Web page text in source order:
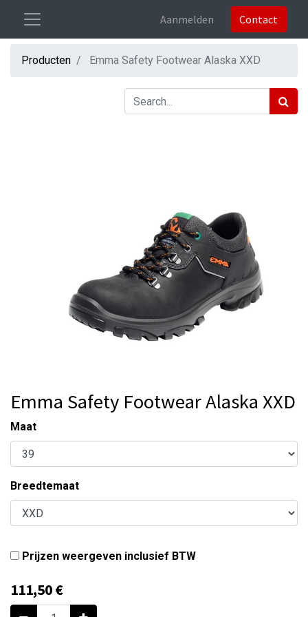
Aanmelden Contact
Producten Emma Safety Footwear Alaska XXD
Emma Safety Footwear Alaska XXD
Maat
Breedtemaat
Prijzen weergeven inclusief BTW
111,50€